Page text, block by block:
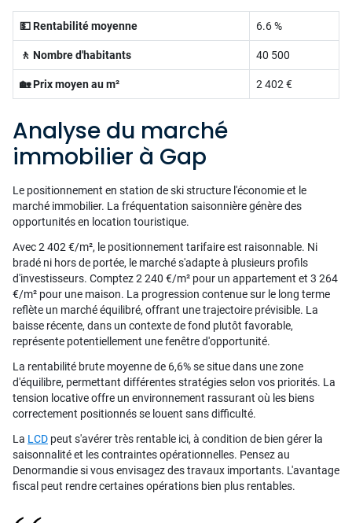
💵 Rentabilité moyenne 6.6 %
🚶 Nombre d'habitants 40 500
🏡 Prix moyen au m² 2 402 €
Analyse du marché
immobilier à Gap
Le positionnement en station de ski structure l'économie et le
marché immobilier. La fréquentation saisonnière génère des
opportunités en location touristique.
Avec 2 402 €/m², le positionnement tarifaire est raisonnable. Ni
bradé ni hors de portée, le marché s'adapte à plusieurs profils
d'investisseurs. Comptez 2 240 €/m² pour un appartement et 3 264
€/m² pour une maison. La progression contenue sur le long terme
reflète un marché équilibré, offrant une trajectoire prévisible. La
baisse récente, dans un contexte de fond plutôt favorable,
représente potentiellement une fenêtre d'opportunité.
La rentabilité brute moyenne de 6,6% se situe dans une zone
d'équilibre, permettant différentes stratégies selon vos priorités. La
tension locative offre un environnement rassurant où les biens
correctement positionnés se louent sans difficulté.
La LCD peut s'avérer très rentable ici, à condition de bien gérer la
saisonnalité et les contraintes opérationnelles. Pensez au
Denormandie si vous envisagez des travaux importants. L'avantage
fiscal peut rendre certaines opérations bien plus rentables.